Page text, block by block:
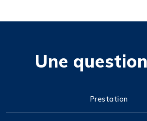
Une
Prestation